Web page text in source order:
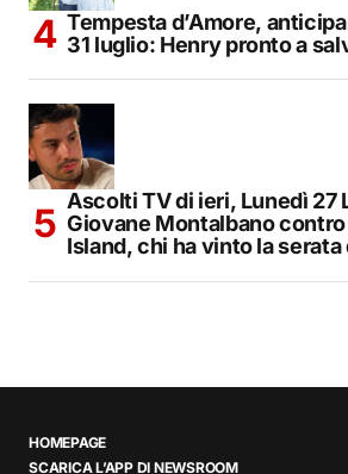
Tempesta d’Amore,
31 luglio: Henry pronto a
Ascolti TV di ieri, Lunedì 27
Giovane Montalbano
Island, chi ha vinto la serata
HOMEPAGE
SCARICA L’APP DI NEWSROOM